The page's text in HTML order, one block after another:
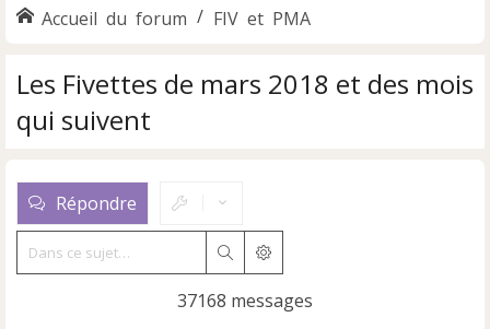
Accueil du forum FIV et PMA
Les Fivettes de mars 2018 et des mois
qui suivent
Répondre
RechercherRecherche avancée
37168 messages